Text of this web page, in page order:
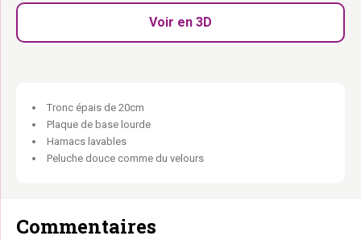
assauts les plus vigoureux.
Voir en 3D
Tronc épais de 20cm
Plaque de base lourde
Hamacs lavables
Peluche douce comme du velours
Commentaires